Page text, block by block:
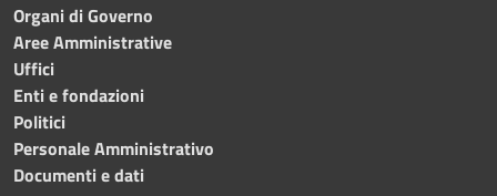
Organi di Governo
Aree Amministrative
Uffici
Enti e fondazioni
Politici
Personale Amministrativo
Documenti e dati